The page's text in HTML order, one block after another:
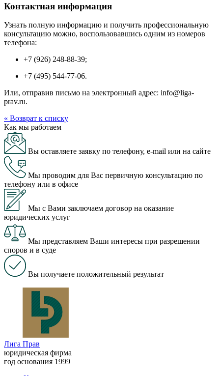
Контактная информация
Узнать полную информацию и получить профессиональную
консультацию можно, воспользовавшись одним из номеров
телефона:
+7 (926) 248-88-39;
+7 (495) 544-77-06.
Или, отправив письмо на электронный адрес: info@liga-
prav.ru.
« Возврат к списку
Как мы работаем
Вы оставляете заявку по телефону, e-mail или на сайте
Мы проводим для Вас первичную консультацию по
телефону или в офисе
Мы с Вами заключаем договор на оказание
юридических услуг
Мы представляем Ваши интересы при разрешении
споров и в суде
Вы получаете положительный результат
Лига Прав
юридическая фирма
год основания 1999